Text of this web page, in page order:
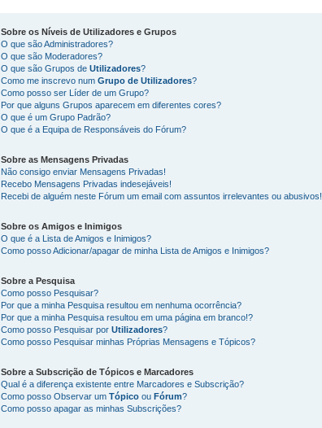
Sobre os Níveis de Utilizadorese Grupos
O que são Administradores?
O que são Moderadores?
O que são Grupos de Utilizadores?
Como me inscrevo num Grupo de Utilizadores?
Como posso ser Líder de um Grupo?
Por que alguns Grupos aparecem em diferentes cores?
O que é um Grupo Padrão?
O que é a Equipa de Responsáveis do Fórum?
Sobre as Mensagens Privadas
Não consigo enviar Mensagens Privadas!
Recebo Mensagens Privadas indesejáveis!
Recebi de alguém neste Fórum um email com assuntos irrelevantes ou abusivos!
Sobre os Amigose Inimigos
O que é a Lista de Amigos e Inimigos?
Como posso Adicionar/apagar de minha Lista de Amigos e Inimigos?
Sobre a Pesquisa
Como posso Pesquisar?
Por que a minha Pesquisa resultou em nenhuma ocorrência?
Por que a minha Pesquisa resultou em uma página em branco!?
Como posso Pesquisar por Utilizadores?
Como posso Pesquisar minhas Próprias Mensagens e Tópicos?
Sobre a Subscrição de Tópicose Marcadores
Qual é a diferença existente entre Marcadores e Subscrição?
Como posso Observar um Tópicoou Fórum?
Como posso apagar as minhas Subscrições?